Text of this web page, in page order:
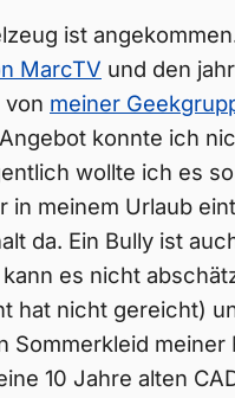
ist
MarcTV und den
von meiner
konnte ich
wollte ich es
in meinem Urlaub
da. Ein Bully ist
es nicht
hat nicht gereicht)
Sommerkleid meiner
10 Jahre alten